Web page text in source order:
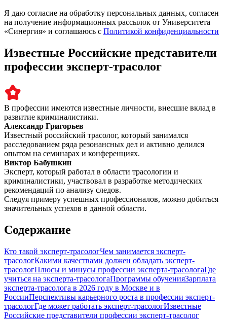
Я даю согласие на обработку персональных данных, согласен
на получение информационных рассылок от Университета
«Синергия» и соглашаюсь c Политикой конфиденциальности
Известные Российские представители
профессии эксперт-трасолог
В профессии имеются известные личности, внесшие вклад в
развитие криминалистики.
Александр Григорьев
Известный российский трасолог, который занимался
расследованием ряда резонансных дел и активно делился
опытом на семинарах и конференциях.
Виктор Бабушкин
Эксперт, который работал в области трасологии и
криминалистики, участвовал в разработке методических
рекомендаций по анализу следов.
Следуя примеру успешных профессионалов, можно добиться
значительных успехов в данной области.
Содержание
Кто такой эксперт-трасологЧем занимается эксперт-
трасологКакими качествами должен обладать эксперт-
трасологПлюсы и минусы профессии эксперта-трасологаГде
учиться на эксперта-трасологаПрограммы обученияЗарплата
эксперта-трасолога в 2026 году в Москве и в
РоссииПерспективы карьерного роста в профессии эксперт-
трасологГде может работать эксперт-трасологИзвестные
Российские представители профессии эксперт-трасолог